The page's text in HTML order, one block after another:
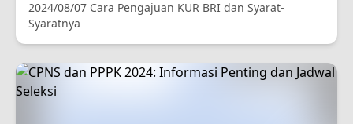
2024/08/07 Cara Pengajuan KUR BRI dan Syarat-
Syaratnya